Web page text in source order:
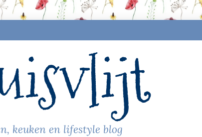
keuken en lifestyle blog